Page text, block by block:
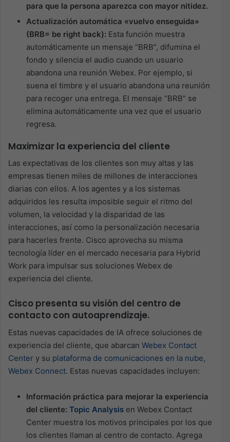
para que la persona aparezca con mayor nitidez.
Actualización automática «vuelvo enseguida»
(BRB= be right back): Esta función muestra
automáticamente un mensaje “BRB”, difumina el
fondo y silencia el audio cuando un usuario
abandona una reunión Webex. Por ejemplo, si
suena el timbre y el usuario abandona una reunión
para recoger una entrega. El mensaje “BRB” se
elimina automáticamente una vez que el usuario
regresa.
Maximizar la experiencia del cliente
Las expectativas de los clientes son muy altas y las
empresas tienen miles de millones de interacciones
diarias con ellos. A los agentes y a los sistemas
adquiridos les resulta imposible seguir el ritmo del
volumen, la velocidad y la disparidad de las
interacciones, así como la personalización necesaria
para hacerles frente. Cisco aprovecha su misma
tecnología líder en el mercado necesaria para Hybrid
Work para impulsar sus soluciones Webex de
experiencia del cliente.
Cisco presenta su visión del centro de
contacto con autoaprendizaje.
Estas nuevas capacidades de IA ofrece soluciones de
experiencia del cliente, que abarcan Webex Contact
Center y su plataforma de comunicaciones en la nube,
Webex Connect. Estas nuevas capacidades incluyen:
Información práctica para mejorar la experiencia
del cliente: Topic Analysis en Webex Contact
Center muestra los motivos principales por los que
los clientes llaman al centro de contacto. Agrega